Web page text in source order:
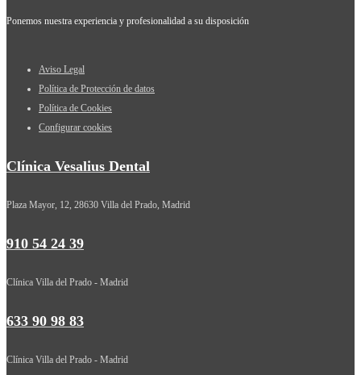
Ponemos nuestra experiencia y profesionalidad a su disposición
Aviso Legal
Política de Protección de datos
Política de Cookies
Configurar cookies
Clínica Vesalius Dental
Plaza Mayor, 12, 28630 Villa del Prado, Madrid
910 54 24 39
Clínica Villa del Prado - Madrid
633 90 98 83
Clínica Villa del Prado - Madrid